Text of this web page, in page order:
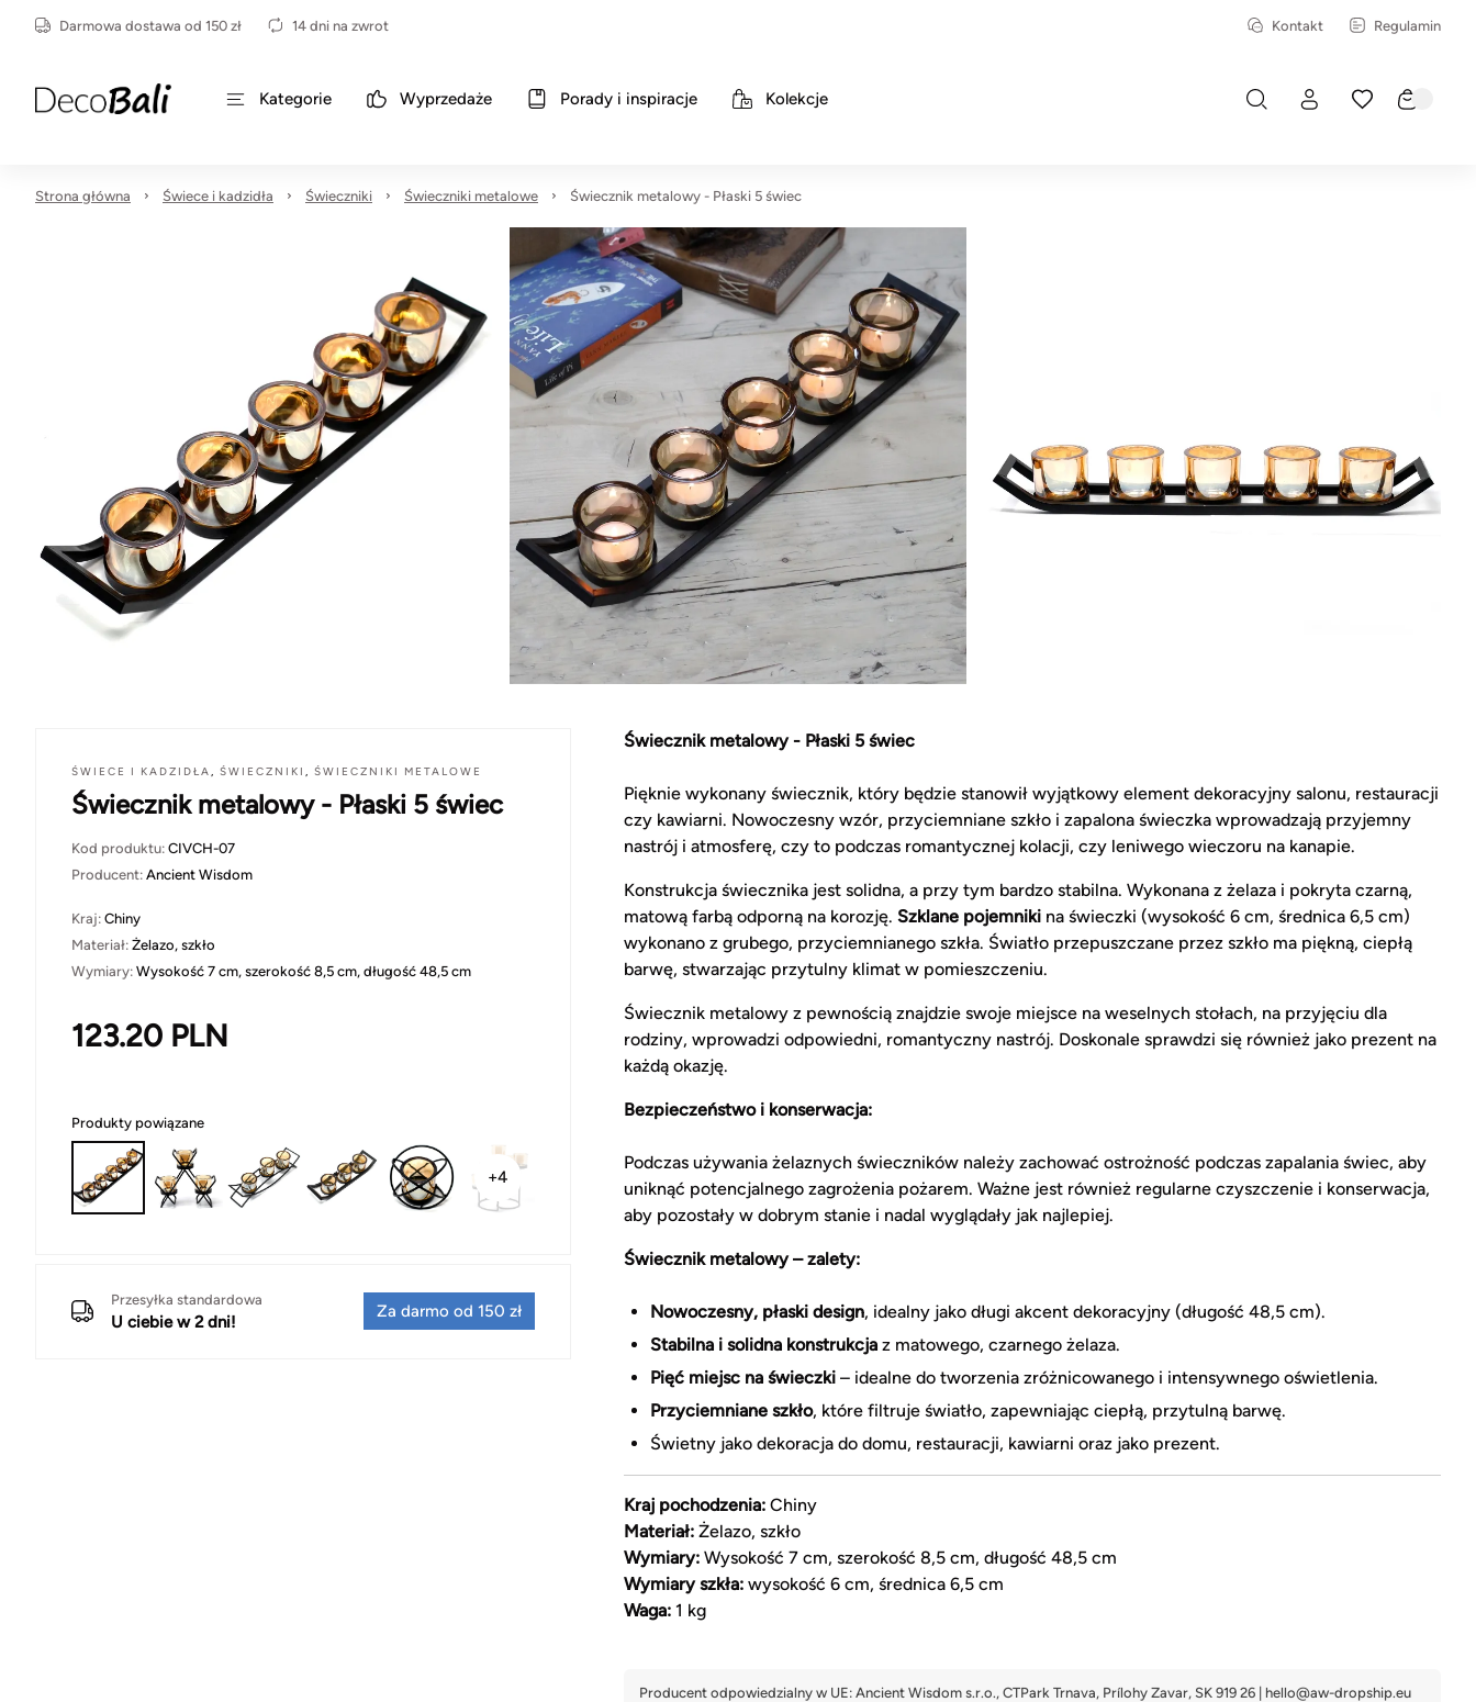
Darmowa dostawa od 150 zł 14 dni na zwrot Kontakt Regulamin
Kategorie Wyprzedaże Porady i inspiracje Kolekcje
Strona główna Świece i kadzidła Świeczniki Świeczniki metalowe Świecznik metalowy - Płaski 5 świec
ŚWIECE I KADZIDŁA, ŚWIECZNIKI , ŚWIECZNIKI METALOWE
Świecznik metalowy - Płaski 5 świec
Kod produktu: CIVCH-07
Producent: Ancient Wisdom
Kraj: Chiny
Materiał: Żelazo, szkło
Wymiary: Wysokość 7 cm, szerokość 8,5 cm, długość 48,5 cm
123.20 PLN
Produkty powiązane
+4
Przesyłka standardowa
U ciebie w 2 dni!
Za darmo od 150 zł
Świecznik metalowy - Płaski 5 świec
Pięknie wykonany świecznik, który będzie stanowił wyjątkowy element dekoracyjny salonu, restauracji
czy kawiarni. Nowoczesny wzór, przyciemniane szkło i zapalona świeczka wprowadzają przyjemny
nastrój i atmosferę, czy to podczas romantycznej kolacji, czy leniwego wieczoru na kanapie.
Konstrukcja świecznika jest solidna, a przy tym bardzo stabilna. Wykonana z żelaza i pokryta czarną,
matową farbą odporną na korozję. Szklane pojemniki na świeczki (wysokość 6 cm, średnica 6,5 cm)
wykonano z grubego, przyciemnianego szkła. Światło przepuszczane przez szkło ma piękną, ciepłą
barwę, stwarzając przytulny klimat w pomieszczeniu.
Świecznik metalowy z pewnością znajdzie swoje miejsce na weselnych stołach, na przyjęciu dla
rodziny, wprowadzi odpowiedni, romantyczny nastrój. Doskonale sprawdzi się również jako prezent na
każdą okazję.
Bezpieczeństwo i konserwacja:
Podczas używania żelaznych świeczników należy zachować ostrożność podczas zapalania świec, aby
uniknąć potencjalnego zagrożenia pożarem. Ważne jest również regularne czyszczenie i konserwacja,
aby pozostały w dobrym stanie i nadal wyglądały jak najlepiej.
Świecznik metalowy – zalety:
Nowoczesny, płaski design, idealny jako długi akcent dekoracyjny (długość 48,5 cm).
Stabilna i solidna konstrukcja z matowego, czarnego żelaza.
Pięć miejsc na świeczki – idealne do tworzenia zróżnicowanego i intensywnego oświetlenia.
Przyciemniane szkło, które filtruje światło, zapewniając ciepłą, przytulną barwę.
Świetny jako dekoracja do domu, restauracji, kawiarni oraz jako prezent.
Kraj pochodzenia: Chiny
Materiał: Żelazo, szkło
Wymiary: Wysokość 7 cm, szerokość 8,5 cm, długość 48,5 cm
Wymiary szkła: wysokość 6 cm, średnica 6,5 cm
Waga: 1 kg